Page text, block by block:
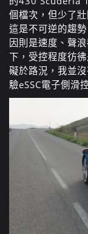
個檔次，但少了
這是不可逆的趨
因則是速度、聲
下，受控程度彷
礙於路況，我並
驗eSSC電子側滑